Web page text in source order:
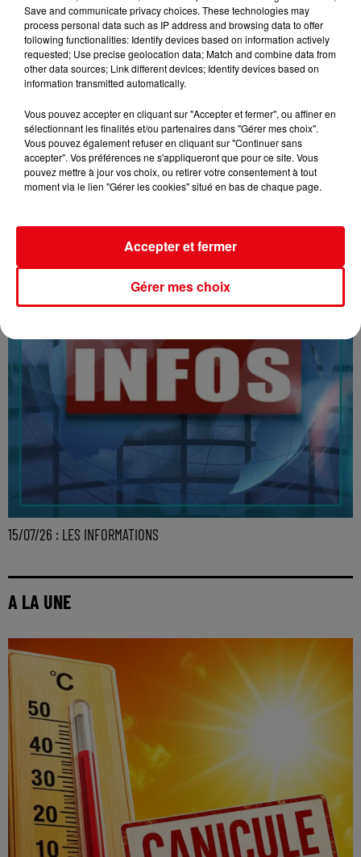
16/07/26 : LES INFORMATIONS
15/07/26 : LES INFORMATIONS
A LA UNE
Save and communicate privacy choices. These technologies may
process personal data such as IP address and browsing data to offer
following functionalities: Identify devices based on information actively
requested; Use precise geolocation data; Match and combine data from
other data sources; Link different devices; Identify devices based on
information transmitted automatically.
Vous pouvez accepter en cliquant sur "Accepter et fermer", ou affiner en
sélectionnant les finalités et/ou partenaires dans "Gérer mes choix".
Vous pouvez également refuser en cliquant sur "Continuer sans
accepter". Vos préférences ne s'appliqueront que pour ce site. Vous
pouvez mettre à jour vos choix, ou retirer votre consentement à tout
moment via le lien "Gérer les cookies" situé en bas de chaque page.
Gérer mes choix
Accepter et fermer